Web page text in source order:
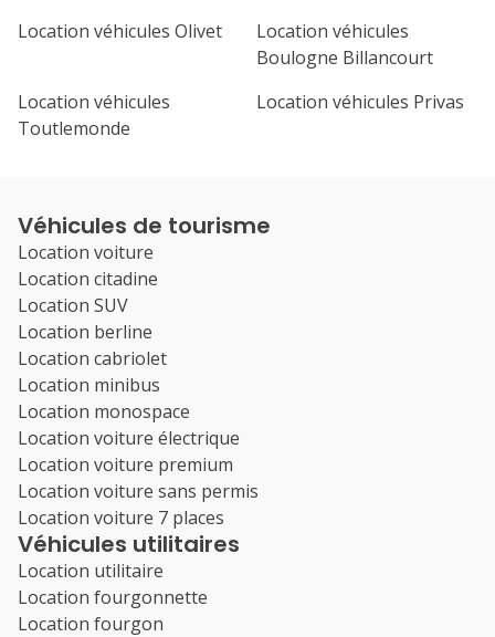
Location véhicules Olivet
Location véhicules
Boulogne Billancourt
Location véhicules
Toutlemonde
Location véhicules Privas
Véhicules de tourisme
Location voiture
Location citadine
Location SUV
Location berline
Location cabriolet
Location minibus
Location monospace
Location voiture électrique
Location voiture premium
Location voiture sans permis
Location voiture 7 places
Véhicules utilitaires
Location utilitaire
Location fourgonnette
Location fourgon